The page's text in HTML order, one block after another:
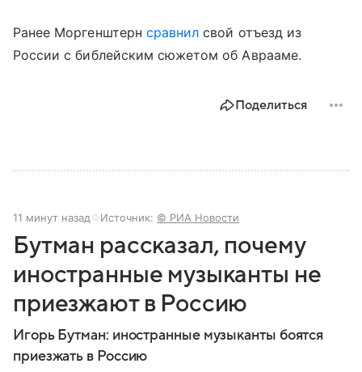
Ранее Моргенштерн сравнил свой отъезд из
России с библейским сюжетом об Аврааме.
Поделиться
11 минут назад Источник: © РИА Новости
Бутман рассказал, почему
иностранные музыканты не
приезжают в Россию
Игорь Бутман: иностранные музыканты боятся
приезжать в Россию